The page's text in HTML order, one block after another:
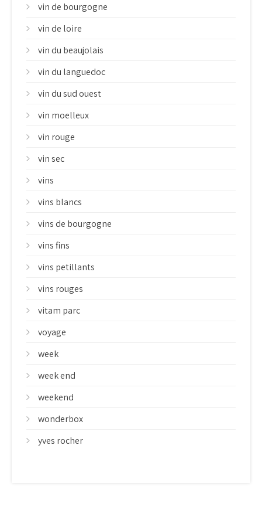
vin de bourgogne
vin de loire
vin du beaujolais
vin du languedoc
vin du sud ouest
vin moelleux
vin rouge
vin sec
vins
vins blancs
vins de bourgogne
vins fins
vins petillants
vins rouges
vitam parc
voyage
week
week end
weekend
wonderbox
yves rocher